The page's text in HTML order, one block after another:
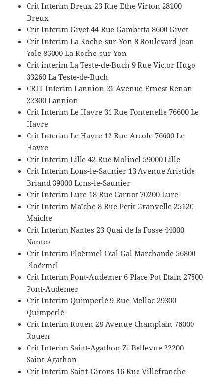
Crit Interim Dreux 23 Rue Ethe Virton 28100
Dreux
Crit Interim Givet 44 Rue Gambetta 8600 Givet
Crit Interim La Roche-sur-Yon 8 Boulevard Jean
Yole 85000 La Roche-sur-Yon
Crit interim La Teste-de-Buch 9 Rue Victor Hugo
33260 La Teste-de-Buch
CRIT Interim Lannion 21 Avenue Ernest Renan
22300 Lannion
Crit Interim Le Havre 31 Rue Fontenelle 76600 Le
Havre
Crit Interim Le Havre 12 Rue Arcole 76600 Le
Havre
Crit Interim Lille 42 Rue Molinel 59000 Lille
Crit Interim Lons-le-Saunier 13 Avenue Aristide
Briand 39000 Lons-le-Saunier
Crit Interim Lure 18 Rue Carnot 70200 Lure
Crit Interim Maîche 8 Rue Petit Granvelle 25120
Maîche
Crit Interim Nantes 23 Quai de la Fosse 44000
Nantes
Crit Interim Ploërmel Ccal Gal Marchande 56800
Ploërmel
Crit Interim Pont-Audemer 6 Place Pot Etain 27500
Pont-Audemer
Crit Interim Quimperlé 9 Rue Mellac 29300
Quimperlé
Crit Interim Rouen 28 Avenue Champlain 76000
Rouen
Crit Interim Saint-Agathon Zi Bellevue 22200
Saint-Agathon
Crit Interim Saint-Girons 16 Rue Villefranche